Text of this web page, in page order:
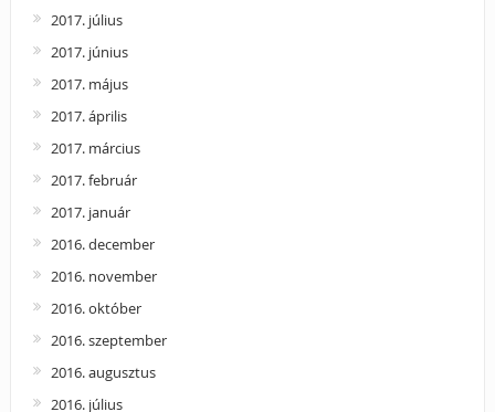
2017. július
2017. június
2017. május
2017. április
2017. március
2017. február
2017. január
2016. december
2016. november
2016. október
2016. szeptember
2016. augusztus
2016. július